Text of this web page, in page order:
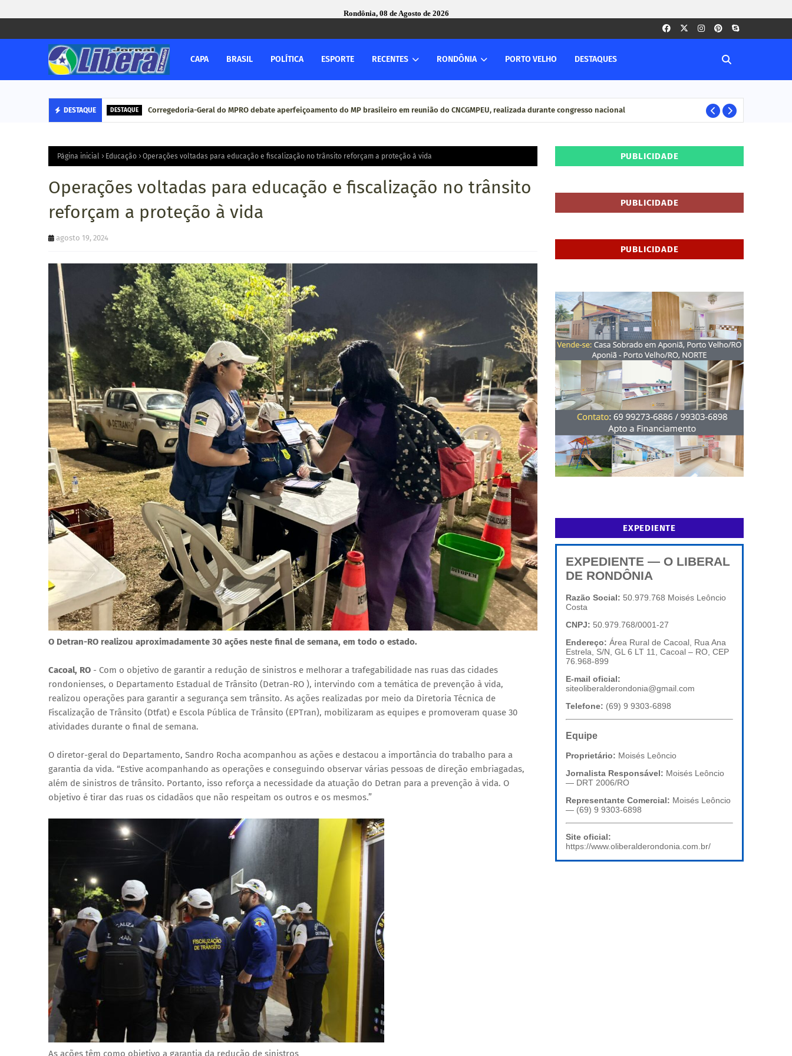
Rondônia, 08 de Agosto de 2026
CAPA BRASIL POLÍTICA ESPORTE RECENTES RONDÔNIA PORTO VELHO DESTAQUES
DESTAQUE DESTAQUE Corregedoria-Geral do MPRO debate aperfeiçoamento do MP brasileiro em reunião do CNCGMPEU, realizada durante congresso nacional
Página inicial Educação Operações voltadas para educação e fiscalização no trânsito reforçam a proteção à vida
Operações voltadas para educação e fiscalização no trânsito
reforçam a proteção à vida
agosto 19, 2024
O Detran-RO realizou aproximadamente 30 ações neste final de semana, em todo o estado.
Cacoal, RO - Com o objetivo de garantir a redução de sinistros e melhorar a trafegabilidade nas ruas das cidades
rondonienses, o Departamento Estadual de Trânsito (Detran-RO ), intervindo com a temática de prevenção à vida,
realizou operações para garantir a segurança sem trânsito. As ações realizadas por meio da Diretoria Técnica de
Fiscalização de Trânsito (Dtfat) e Escola Pública de Trânsito (EPTran), mobilizaram as equipes e promoveram quase 30
atividades durante o final de semana.
O diretor-geral do Departamento, Sandro Rocha acompanhou as ações e destacou a importância do trabalho para a
garantia da vida. “Estive acompanhando as operações e conseguindo observar várias pessoas de direção embriagadas,
além de sinistros de trânsito. Portanto, isso reforça a necessidade da atuação do Detran para a prevenção à vida. O
objetivo é tirar das ruas os cidadãos que não respeitam os outros e os mesmos.”
As ações têm como objetivo a garantia da redução de sinistros
PUBLICIDADE
PUBLICIDADE
PUBLICIDADE
EXPEDIENTE
EXPEDIENTE — O LIBERAL
DE RONDÔNIA
Razão Social: 50.979.768 Moisés Leôncio
Costa
CNPJ: 50.979.768/0001-27
Endereço: Área Rural de Cacoal, Rua Ana
Estrela, S/N, GL 6 LT 11, Cacoal – RO, CEP
76.968-899
E-mail oficial:
siteoliberalderondonia@gmail.com
Telefone: (69) 9 9303-6898
Equipe
Proprietário: Moisés Leôncio
Jornalista Responsável: Moisés Leôncio
— DRT 2006/RO
Representante Comercial: Moisés Leôncio
— (69) 9 9303-6898
Site oficial:
https://www.oliberalderondonia.com.br/